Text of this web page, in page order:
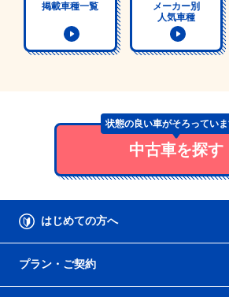
掲載車種一覧
メーカー別
人気車種
状態の良い車がそろっていま
中古車を探す
はじめての方へ
プラン・ご契約